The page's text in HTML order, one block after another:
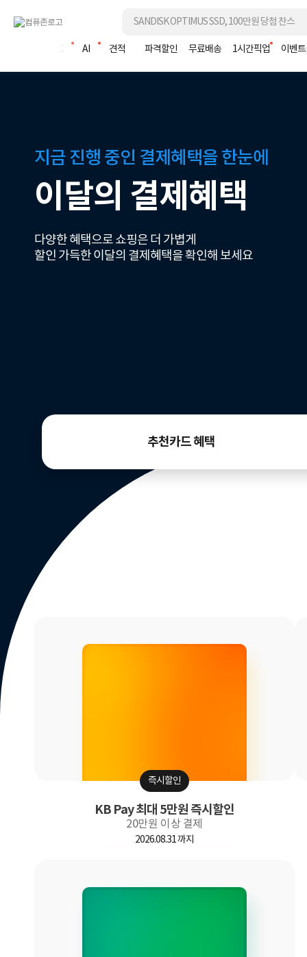
조립PC AI 견적 파격할인 무료배송 1시간픽업 이벤트
추천카드 혜택
지금 진행 중인 결제혜택을 한눈에
이달의 결제혜택
다양한 혜택으로 쇼핑은 더 가볍게
할인 가득한 이달의 결제혜택을 확인해 보세요
KB Pay 최대 5만원 즉시할인
20만원 이상 결제
2026.08.31 까지
즉시할인